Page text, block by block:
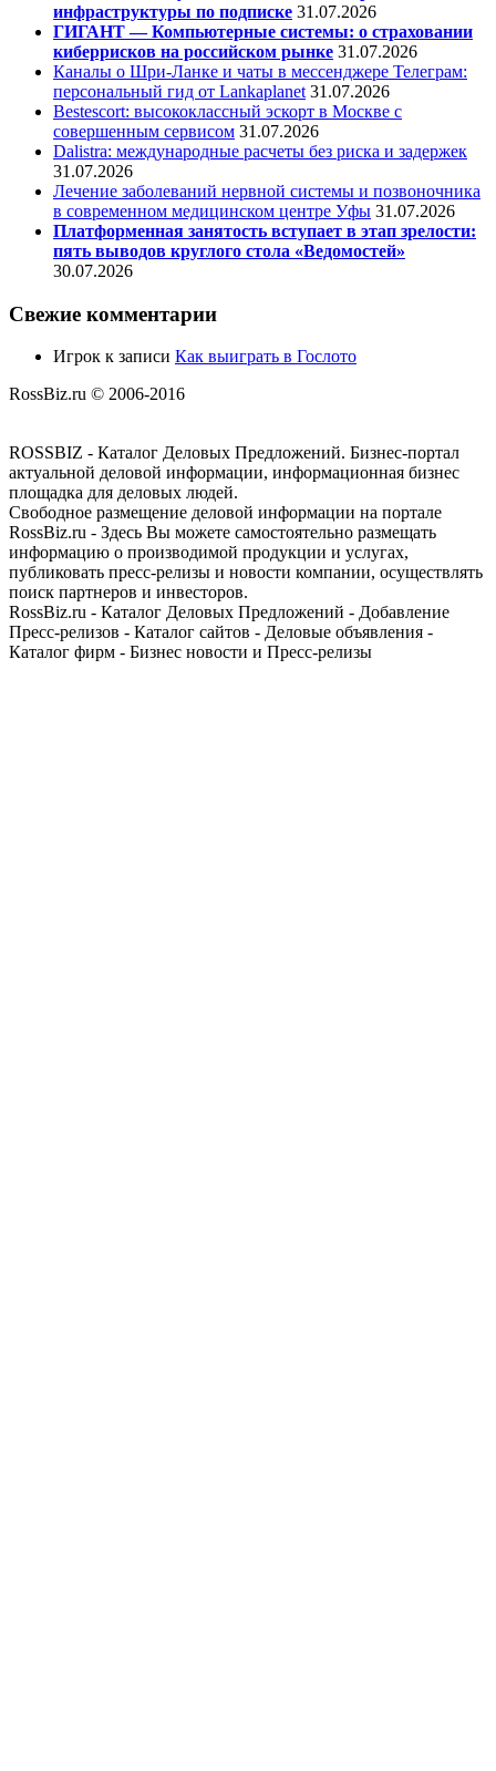
инфраструктуры по подписке 31.07.2026
ГИГАНТ — Компьютерные системы: о страховании
киберрисков на российском рынке 31.07.2026
Каналы о Шри-Ланке и чаты в мессенджере Телеграм:
персональный гид от Lankaplanet 31.07.2026
Bestescort: высококлассный эскорт в Москве с
совершенным сервисом 31.07.2026
Dalistra: международные расчеты без риска и задержек
31.07.2026
Лечение заболеваний нервной системы и позвоночника
в современном медицинском центре Уфы 31.07.2026
Платформенная занятость вступает в этап зрелости:
пять выводов круглого стола «Ведомостей»
30.07.2026
Свежие комментарии
Игрок к записи Как выиграть в Гослото
RossBiz.ru © 2006-2016
ROSSBIZ - Каталог Деловых Предложений. Бизнес-портал
актуальной деловой информации, информационная бизнес
площадка для деловых людей.
Свободное размещение деловой информации на портале
RossBiz.ru - Здесь Вы можете самостоятельно размещать
информацию о производимой продукции и услугах,
публиковать пресс-релизы и новости компании, осуществлять
поиск партнеров и инвесторов.
RossBiz.ru - Каталог Деловых Предложений - Добавление
Пресс-релизов - Каталог сайтов - Деловые объявления -
Каталог фирм - Бизнес новости и Пресс-релизы